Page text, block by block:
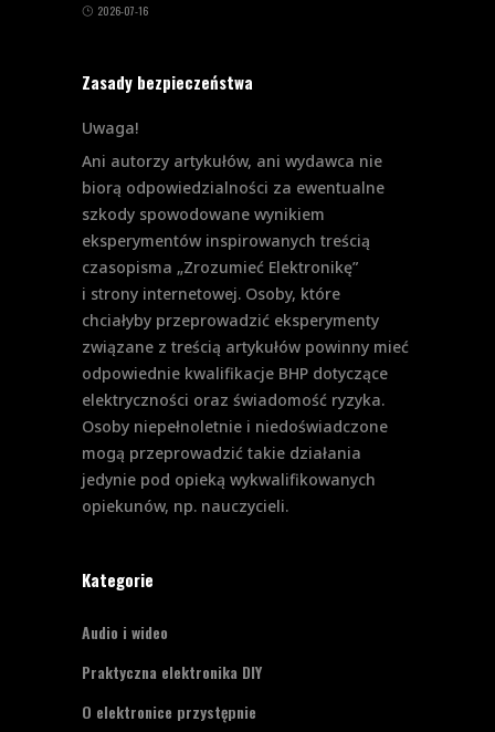
2026-07-16
Zasady bezpieczeństwa
Uwaga!
Ani autorzy artykułów, ani wydawca nie
biorą odpowiedzialności za ewentualne
szkody spowodowane wynikiem
eksperymentów inspirowanych treścią
czasopisma „Zrozumieć Elektronikę”
i strony internetowej. Osoby, które
chciałyby przeprowadzić eksperymenty
związane z treścią artykułów powinny mieć
odpowiednie kwalifikacje BHP dotyczące
elektryczności oraz świadomość ryzyka.
Osoby niepełnoletnie i niedoświadczone
mogą przeprowadzić takie działania
jedynie pod opieką wykwalifikowanych
opiekunów, np. nauczycieli.
Kategorie
Audio i wideo
Praktyczna elektronika DIY
O elektronice przystępnie